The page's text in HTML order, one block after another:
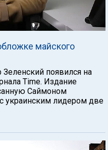
майского
появился на
Time. Издание
Саймоном
украинским лидером две